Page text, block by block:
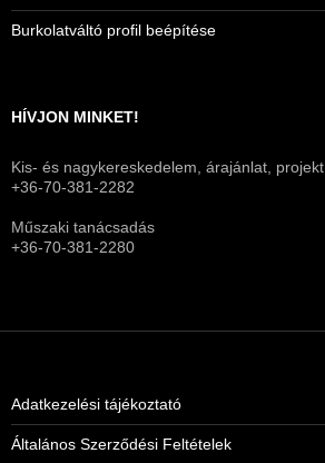
Burkolatváltó profil beépítése
HÍVJON MINKET!
Kis- és nagykereskedelem, árajánlat, projekt
+36-70-381-2282
Műszaki tanácsadás
+36-70-381-2280
Adatkezelési tájékoztató
Általános Szerződési Feltételek